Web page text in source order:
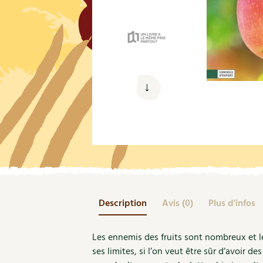
Ornement et aménagement du jardin
Bricolages au jardin
Nouvelles sur le jardin et l’écologie
Prenez-en de la graine !
Les chroniques de Marie
Description Avis (0) Plus d'infos
Les ennemis des fruits sont nombreux et
ses limites, si l’on veut être sûr d’avoir